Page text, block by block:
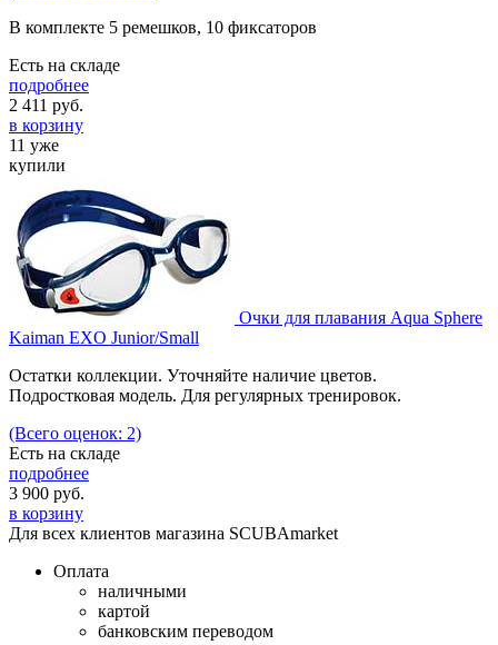
В комплекте 5 ремешков, 10 фиксаторов
Есть на складе
подробнее
2 411 руб.
в корзину
11 уже
купили
Очки для плавания Aqua Sphere
Kaiman EXO Junior/Small
Остатки коллекции. Уточняйте наличие цветов.
Подростковая модель. Для регулярных тренировок.
(Всего оценок: 2)
Есть на складе
подробнее
3 900 руб.
в корзину
Для всех клиентов магазина SCUBAmarket
Оплата
наличными
картой
банковским переводом